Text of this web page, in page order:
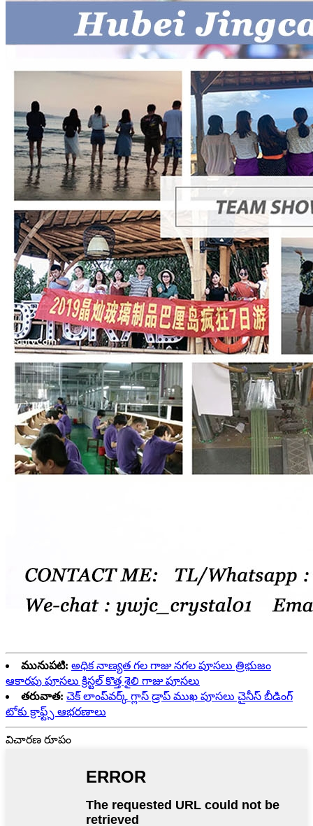
మునుపటి: అధిక నాణ్యత గల గాజు నగల పూసలు త్రిభుజం
ఆకారపు పూసలు క్రిస్టల్ కొత్త శైలి గాజు పూసలు
తరువాత: చెక్ లాంప్‌వర్క్ గ్లాస్ డ్రాప్ ముఖ పూసలు చైనీస్ బీడింగ్
టోకు క్రాఫ్ట్స్ ఆభరణాలు
విచారణ రూపం